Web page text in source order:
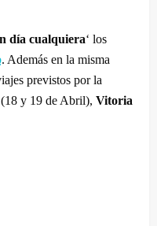
día cualquiera‘ los
. Además en la misma
previstos por la
(18 y 19 de Abril), Vitoria